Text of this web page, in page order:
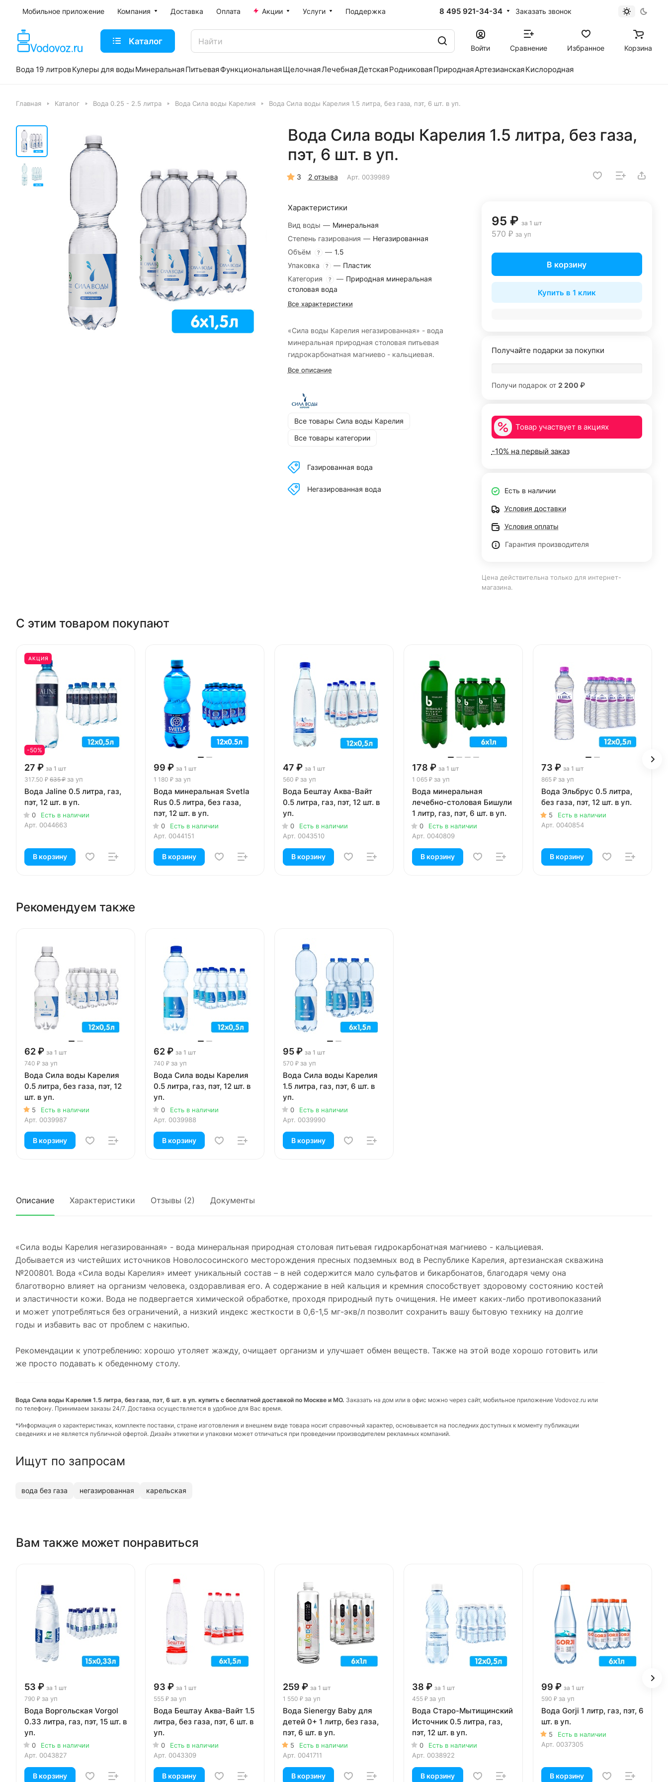
Мобильное приложение Компания Доставка Оплата Акции Услуги Поддержка 8 495 921-34-34 Заказать звонок
Каталог
Войти Сравнение Избранное Корзина
Вода 19 литровКулеры для воды МинеральнаяПитьеваяФункциональнаяЩелочнаяЛечебнаяДетскаяРодниковаяПрироднаяАртезианскаяКислородная
Главная Каталог Вода 0.25 - 2.5 литра Вода Сила воды Карелия Вода Сила воды Карелия 1.5 литра, без газа, пэт, 6 шт. в уп.
Вода Сила воды Карелия 1.5 литра, без газа,
пэт, 6 шт. в уп.
3 2 отзыва Арт. 0039989
Характеристики
Вид воды — Минеральная
Степень газирования — Негазированная
Объём
? — 1.5
Упаковка
? — Пластик
Категория
? — Природная минеральная
столовая вода
Все характеристики
«Сила воды Карелия негазированная» - вода
минеральная природная столовая питьевая
гидрокарбонатная магниево - кальциевая.
Все описание
Все товары Сила воды Карелия
Все товары категории
Газированная вода
Негазированная вода
95 ₽ за 1 шт
570 ₽ за уп
В корзину
Купить в 1 клик
Получайте подарки за покупки
Получи подарок от 2 200 ₽
Товар участвует в акциях
-10% на первый заказ
Есть в наличии
Условия доставки
Условия оплаты
Гарантия производителя
Цена действительна только для интернет-
магазина.
С этим товаром покупают
АКЦИЯ
-50%
27 ₽ за 1 шт
317.50 ₽ 635 ₽ за уп
Вода Jaline 0.5 литра, газ,
пэт, 12 шт. в уп.
0
Есть в наличии
Арт. 0044663
В корзину
99 ₽ за 1 шт
1 180 ₽ за уп
Вода минеральная Svetla
Rus 0.5 литра, без газа,
пэт, 12 шт. в уп.
0
Есть в наличии
Арт. 0044151
В корзину
47 ₽ за 1 шт
560 ₽ за уп
Вода Бештау Аква-Вайт
0.5 литра, газ, пэт, 12 шт. в
уп.
0
Есть в наличии
Арт. 0043510
В корзину
178 ₽ за 1 шт
1 065 ₽ за уп
Вода минеральная
лечебно-столовая Бишули
1 литр, газ, пэт, 6 шт. в уп.
0
Есть в наличии
Арт. 0040809
В корзину
73 ₽ за 1 шт
865 ₽ за уп
Вода Эльбрус 0.5 литра,
без газа, пэт, 12 шт. в уп.
5
Есть в наличии
Арт. 0040854
В корзину
Рекомендуем также
62 ₽ за 1 шт
740 ₽ за уп
Вода Сила воды Карелия
0.5 литра, без газа, пэт, 12
шт. в уп.
5
Есть в наличии
Арт. 0039987
В корзину
62 ₽ за 1 шт
740 ₽ за уп
Вода Сила воды Карелия
0.5 литра, газ, пэт, 12 шт. в
уп.
0
Есть в наличии
Арт. 0039988
В корзину
95 ₽ за 1 шт
570 ₽ за уп
Вода Сила воды Карелия
1.5 литра, газ, пэт, 6 шт. в
уп.
0
Есть в наличии
Арт. 0039990
В корзину
Описание Характеристики Отзывы (2) Документы
«Сила воды Карелия негазированная» - вода минеральная природная столовая питьевая гидрокарбонатная магниево - кальциевая.
Добывается из чистейших источников Новолососинского месторождения пресных подземных вод в Республике Карелия, артезианская скважина
№200801. Вода «Сила воды Карелия» имеет уникальный состав – в ней содержится мало сульфатов и бикарбонатов, благодаря чему она
благотворно влияет на организм человека, оздоравливая его. А содержание в ней кальция и кремния способствует здоровому состоянию костей
и эластичности кожи. Вода не подвергается химической обработке, проходя природный путь очищения. Не имеет каких-либо противопоказаний
и может употребляться без ограничений, а низкий индекс жесткости в 0,6-1,5 мг-экв/л позволит сохранить вашу бытовую технику на долгие
годы и избавить вас от проблем с накипью.
Рекомендации к употреблению: хорошо утоляет жажду, очищает организм и улучшает обмен веществ. Также на этой воде хорошо готовить или
же просто подавать к обеденному столу.
Вода Сила воды Карелия 1.5 литра, без газа, пэт, 6 шт. в уп. купить с бесплатной доставкой по Москве и МО. Заказать на дом или в офис можно через сайт, мобильное приложение Vodovoz.ru или
по телефону. Принимаем заказы 24/7. Доставка осуществляется в удобное для Вас время.
*Информация о характеристиках, комплекте поставки, стране изготовления и внешнем виде товара носит справочный характер, основывается на последних доступных к моменту публикации
сведениях и не является публичной офертой. Дизайн этикетки и упаковки может отличаться при проведении производителем рекламных компаний.
Ищут по запросам
вода без газа негазированная карельская
Вам также может понравиться
53 ₽ за 1 шт
790 ₽ за уп
Вода Воргольская Vorgol
0.33 литра, газ, пэт, 15 шт. в
уп.
0
Есть в наличии
Арт. 0043827
В корзину
93 ₽ за 1 шт
555 ₽ за уп
Вода Бештау Аква-Вайт 1.5
литра, без газа, пэт, 6 шт. в
уп.
0
Есть в наличии
Арт. 0043309
В корзину
259 ₽ за 1 шт
1 550 ₽ за уп
Вода Sienergy Baby для
детей 0+ 1 литр, без газа,
пэт, 6 шт. в уп.
5
Есть в наличии
Арт. 0041711
В корзину
38 ₽ за 1 шт
455 ₽ за уп
Вода Старо-Мытищинский
Источник 0.5 литра, газ,
пэт, 12 шт. в уп.
0
Есть в наличии
Арт. 0038922
В корзину
99 ₽ за 1 шт
590 ₽ за уп
Вода Gorji 1 литр, газ, пэт, 6
шт. в уп.
5
Есть в наличии
Арт. 0037305
В корзину